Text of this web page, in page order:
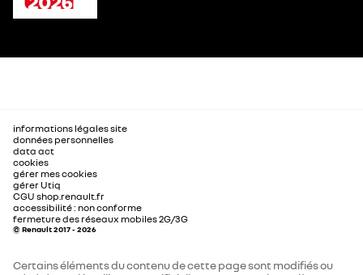
informations légales site
données personnelles
data act
cookies
gérer mes cookies
gérer Utiq
CGU shop.renault.fr
accessibilité : non conforme
fermeture des réseaux mobiles 2G/3G
© Renault 2017 - 2026
Certains éléments du contenu de cette page sont modifiés ou